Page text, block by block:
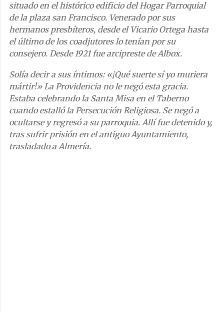
situado en el histórico edificio del Hogar Parroquial
de la plaza san Francisco. Venerado por sus
hermanos presbíteros, desde el Vicario Ortega hasta
el último de los coadjutores lo tenían por su
consejero. Desde 1921 fue arcipreste de Albox.
Solía decir a sus íntimos: «¡Qué suerte sí yo muriera
mártir!» La Providencia no le negó esta gracia.
Estaba celebrando la Santa Misa en el Taberno
cuando estalló la Persecución Religiosa. Se negó a
ocultarse y regresó a su parroquia. Allí fue detenido y,
tras sufrir prisión en el antiguo Ayuntamiento,
trasladado a Almería.